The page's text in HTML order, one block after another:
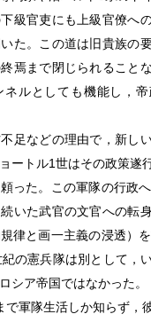
級官吏にも上級官僚へ
た。この道は旧貴族の
焉まで閉じられること
ルとしても機能し，
足などの理由で，新し
ートル1世はその政策遂
った。この軍隊の行政
いた武官の文官への転
律と画一主義の浸透）
の憲兵隊は別として，
シア帝国ではなかった。
で軍隊生活しか知らず，